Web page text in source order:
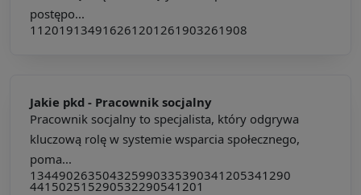
postępo...
112019134916261201 261903261908
Jakie pkd - Pracownik socjalny
Pracownik socjalny to specjalista, który odgrywa
kluczową rolę w systemie wsparcia społecznego,
poma...
134490263504325990335390341205341290
441502515290532290541201